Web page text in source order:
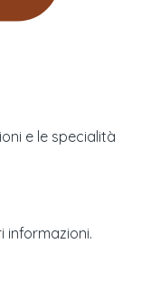
e le specialità
informazioni.